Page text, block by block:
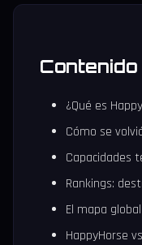
¿Qué es
Cómo se
Capacidades
Rankings:
El mapa
HappyHorse